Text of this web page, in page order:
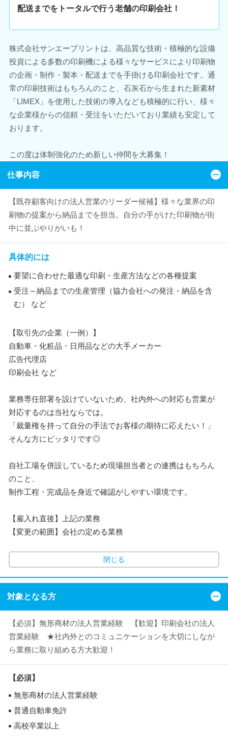
配送までをトータルで行う老舗の印刷会社！
株式会社サンエープリントは、高品質な技術・積極的な設備
投資による多数の印刷機による様々なサービスにより印刷物
の企画・制作・製本・配送までを手掛ける印刷会社です。通
常の印刷技術はもちろんのこと、石灰石から生まれた新素材
「LIMEX」を使用した技術の導入なども積極的に行い、様々
な企業様からの信頼・受注をいただいており業績も安定して
おります。
この度は体制強化のため新しい仲間を大募集！
仕事内容
【既存顧客向けの法人営業のリーダー候補】様々な業界の印
刷物の提案から納品までを担当。自分の手がけた印刷物が街
中に並ぶやりがいも！
具体的には
要望に合わせた最適な印刷・生産方法などの各種提案
受注～納品までの生産管理（協力会社への発注・納品を含
む） など
【取引先の企業（一例）】
自動車・化粧品・日用品などの大手メーカー
広告代理店
印刷会社 など
業務専任部署を設けていないため、社内外への対応も営業が
対応するのは当社ならでは。
「裁量権を持って自分の手法でお客様の期待に応えたい！」
そんな方にピッタリです◎
自社工場を併設しているため現場担当者との連携はもちろん
のこと、
制作工程・完成品を身近で確認がしやすい環境です。
【雇入れ直後】上記の業務
【変更の範囲】会社の定める業務
閉じる
対象となる方
【必須】無形商材の法人営業経験 【歓迎】印刷会社の法人
営業経験 ★社内外とのコミュニケーションを大切にしなが
ら業務に取り組める方大歓迎！
【必須】
無形商材の法人営業経験
普通自動車免許
高校卒業以上